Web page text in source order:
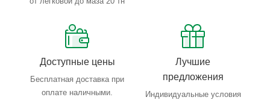
Доступные цены
Бесплатная доставка при
оплате наличными.
Лучшие
предложения
Индивидуальные условия